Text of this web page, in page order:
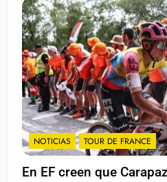
NOTICIAS TOUR DE FRANCE
En EF creen que